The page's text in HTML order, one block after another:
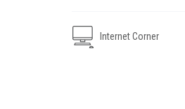
Internet Corner